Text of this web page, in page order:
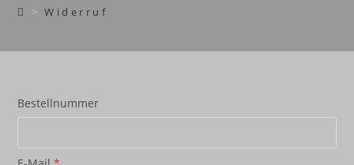
> Widerruf
Bestellnummer